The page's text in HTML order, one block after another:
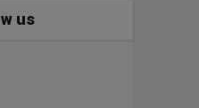
us